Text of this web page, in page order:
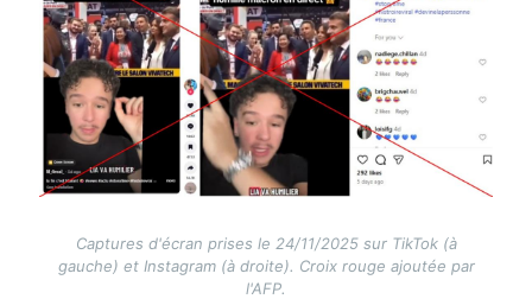
Captures d'écran prises le 24/11/2025 sur TikTok (à
gauche) et Instagram (à droite). Croix rouge ajoutée par
l'AFP.